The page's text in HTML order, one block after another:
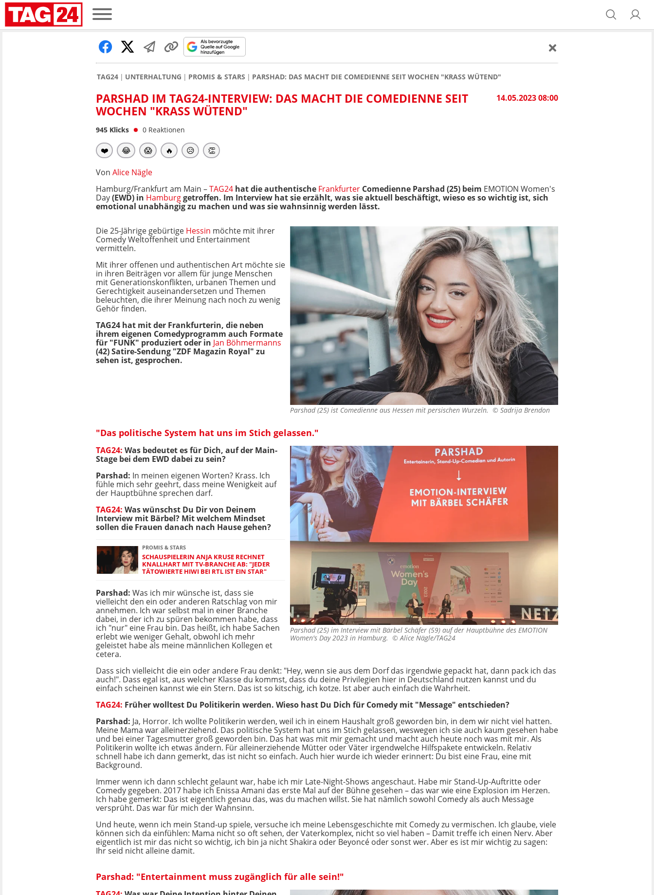
TAG24 UNTERHALTUNG PROMIS & STARS PARSHAD: DAS MACHT DIE COMEDIENNE SEIT WOCHEN "KRASS WÜTEND"
14.05.2023 08:00
PARSHAD IM TAG24-INTERVIEW: DAS MACHT DIE COMEDIENNE SEIT
WOCHEN "KRASS WÜTEND"
945 Klicks 0 Reaktionen
❤️ 😂 😱 🔥 😥 👏
Von Alice Nägle
Hamburg/Frankfurt am Main –TAG24 hat die authentische Frankfurter Comedienne Parshad (25) beim EMOTION Women's
Day(EWD) in Hamburggetroffen. Im Interview hat sie erzählt, was sie aktuell beschäftigt, wieso es so wichtig ist, sich
emotional unabhängig zu machen und was sie wahnsinnig werden lässt.
Parshad (25) ist Comedienne aus Hessen mit persischen Wurzeln. © Sadrija Brendon
Die 25-Jährige gebürtige Hessin möchte mit ihrer
Comedy Weltoffenheit und Entertainment
vermitteln.
Mit ihrer offenen und authentischen Art möchte sie
in ihren Beiträgen vor allem für junge Menschen
mit Generationskonflikten, urbanen Themen und
Gerechtigkeit auseinandersetzen und Themen
beleuchten, die ihrer Meinung nach noch zu wenig
Gehör finden.
TAG24 hat mit der Frankfurterin, die neben
ihrem eigenen Comedyprogramm auch Formate
für "FUNK" produziert oder in Jan Böhmermanns
(42) Satire-Sendung "ZDF Magazin Royal" zu
sehen ist, gesprochen.
"Das politische System hat uns im Stich gelassen."
Parshad (25) im Interview mit Bärbel Schäfer (59) auf der Hauptbühne des EMOTION
Women's Day 2023 in Hamburg. © Alice Nägle/TAG24
TAG24: Was bedeutet es für Dich, auf der Main-
Stage bei dem EWD dabei zu sein?
Parshad: In meinen eigenen Worten? Krass. Ich
fühle mich sehr geehrt, dass meine Wenigkeit auf
der Hauptbühne sprechen darf.
TAG24: Was wünschst Du Dir von Deinem
Interview mit Bärbel? Mit welchem Mindset
sollen die Frauen danach nach Hause gehen?
PROMIS & STARS
SCHAUSPIELERIN ANJA KRUSE RECHNET
KNALLHART MIT TV-BRANCHE AB: "JEDER
TÄTOWIERTE HIWI BEI RTL IST EIN STAR"
Parshad: Was ich mir wünsche ist, dass sie
vielleicht den ein oder anderen Ratschlag von mir
annehmen. Ich war selbst mal in einer Branche
dabei, in der ich zu spüren bekommen habe, dass
ich "nur" eine Frau bin. Das heißt, ich habe Sachen
erlebt wie weniger Gehalt, obwohl ich mehr
geleistet habe als meine männlichen Kollegen et
cetera.
Dass sich vielleicht die ein oder andere Frau denkt: "Hey, wenn sie aus dem Dorf das irgendwie gepackt hat, dann pack ich das
auch!". Dass egal ist, aus welcher Klasse du kommst, dass du deine Privilegien hier in Deutschland nutzen kannst und du
einfach scheinen kannst wie ein Stern. Das ist so kitschig, ich kotze. Ist aber auch einfach die Wahrheit.
TAG24: Früher wolltest Du Politikerin werden. Wieso hast Du Dich für Comedy mit "Message" entschieden?
Parshad: Ja, Horror. Ich wollte Politikerin werden, weil ich in einem Haushalt groß geworden bin, in dem wir nicht viel hatten.
Meine Mama war alleinerziehend. Das politische System hat uns im Stich gelassen, weswegen ich sie auch kaum gesehen habe
und bei einer Tagesmutter groß geworden bin. Das hat was mit mir gemacht und macht auch heute noch was mit mir. Als
Politikerin wollte ich etwas ändern. Für alleinerziehende Mütter oder Väter irgendwelche Hilfspakete entwickeln. Relativ
schnell habe ich dann gemerkt, das ist nicht so einfach. Auch hier wurde ich wieder erinnert: Du bist eine Frau, eine mit
Background.
Immer wenn ich dann schlecht gelaunt war, habe ich mir Late-Night-Shows angeschaut. Habe mir Stand-Up-Auftritte oder
Comedy gegeben. 2017 habe ich Enissa Amani das erste Mal auf der Bühne gesehen – das war wie eine Explosion im Herzen.
Ich habe gemerkt: Das ist eigentlich genau das, was du machen willst. Sie hat nämlich sowohl Comedy als auch Message
versprüht. Das war für mich der Wahnsinn.
Und heute, wenn ich mein Stand-up spiele, versuche ich meine Lebensgeschichte mit Comedy zu vermischen. Ich glaube, viele
können sich da einfühlen: Mama nicht so oft sehen, der Vaterkomplex, nicht so viel haben – Damit treffe ich einen Nerv. Aber
eigentlich ist mir das nicht so wichtig, ich bin ja nicht Shakira oder Beyoncé oder sonst wer. Aber es ist mir wichtig zu sagen:
Ihr seid nicht alleine damit.
Parshad: "Entertainment muss zugänglich für alle sein!"